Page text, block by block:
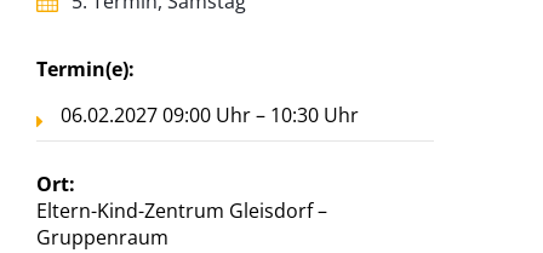
Termin(e):
06.02.2027 09:00 Uhr – 10:30 Uhr
Ort:
Eltern-Kind-Zentrum Gleisdorf –
Gruppenraum